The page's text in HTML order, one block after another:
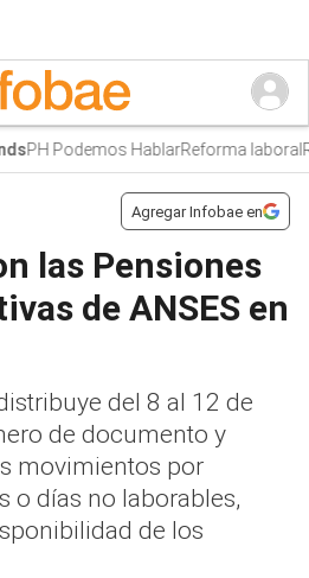
Podemos HablarReforma laboral
Agregar Infobae en
las Pensiones
de ANSES en
del 8 al 12 de
de documento y
movimientos por
o días no laborables,
de los